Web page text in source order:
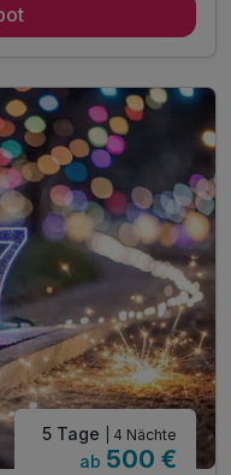
5 Tage | 4 Nächte
ab 500 €